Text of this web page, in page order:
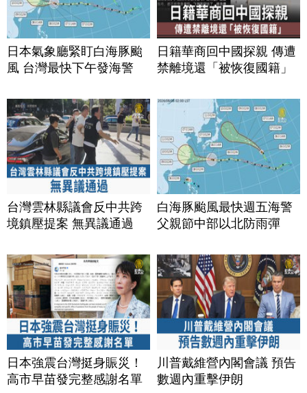
日本氣象廳緊盯白海豚颱
風 台灣最快下午發海警
日籍華商回中國探親 傳遭
禁離境還「被恢復國籍」
台灣雲林縣議會反中共跨
境鎮壓提案 無異議通過
白海豚颱風最快週五海警
父親節中部以北防雨彈
日本強震台灣挺身賑災！
高市早苗發完整感謝名單
川普戴維營內閣會議 預告
數週內重擊伊朗